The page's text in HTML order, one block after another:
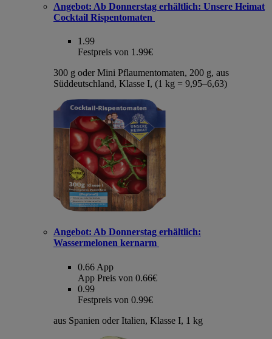
Angebot: Ab Donnerstag erhältlich: Unsere Heimat
Cocktail Rispentomaten
1.99
Festpreis von 1.99€
300 g oder Mini Pflaumentomaten, 200 g, aus
Süddeutschland, Klasse I, (1 kg = 9,95–6,63)
Angebot: Ab Donnerstag erhältlich:
Wassermelonen kernarm
0.66 App
App Preis von 0.66€
0.99
Festpreis von 0.99€
aus Spanien oder Italien, Klasse I, 1 kg